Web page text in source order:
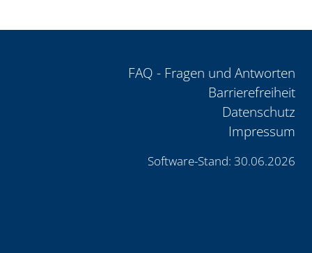
FAQ - Fragen und Antworten
Barrierefreiheit
Datenschutz
Impressum
Software-Stand: 30.06.2026